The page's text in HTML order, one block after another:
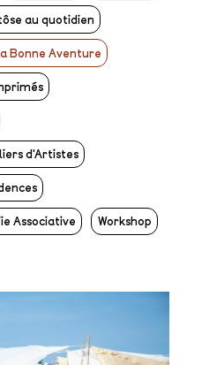
au quotidien
Bonne Aventure
d'Artistes
Associative Workshop